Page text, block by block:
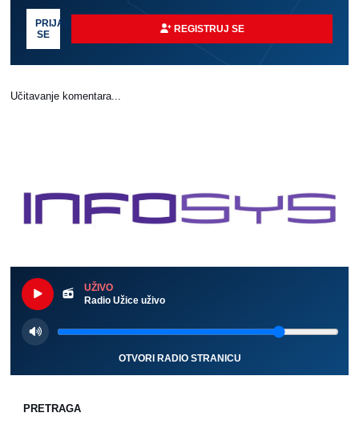
PRIJAVI
SE
REGISTRUJ SE
Učitavanje komentara...
UŽIVO
Radio Užice uživo
OTVORI RADIO STRANICU
PRETRAGA